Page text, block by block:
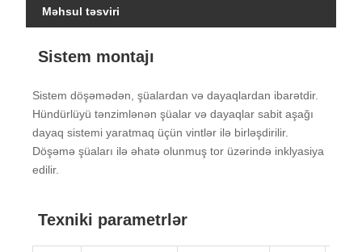
Məhsul təsviri
Sistem montajı
Sistem döşəmədən, şüalardan və dayaqlardan ibarətdir.
Hündürlüyü tənzimlənən şüalar və dayaqlar sabit aşağı
dayaq sistemi yaratmaq üçün vintlər ilə birləşdirilir.
Döşəmə şüaları ilə əhatə olunmuş tor üzərində inklyasiya
edilir.
Texniki parametrlər